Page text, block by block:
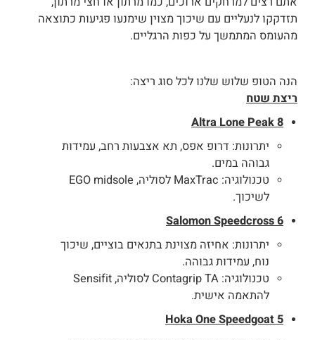
תזדקקו לנעליים עם שיכוך מצוין שימנעו פגיעות כתוצאה
מהעומס המתמשך על כפות הרגליים.
הנה הטופ שלוש שלנו לכל סוג ריצה:
ריצת שטח
Altra Lone Peak 8
יתרונות: דרופ אפס, תא אצבעות רחב, עמידות
גבוהה במים.
טכנולוגיה: MaxTrac לסוליה, EGO midsole
לשיכוך.
Salomon Speedcross 6
יתרונות: אחיזה מצוינת בתנאים בוציים, שיכוך
נוח, עמידות גבוהה.
טכנולוגיה: Contagrip TA לסוליה, Sensifit
להתאמה אישית.
Hoka One Speedgoat 5